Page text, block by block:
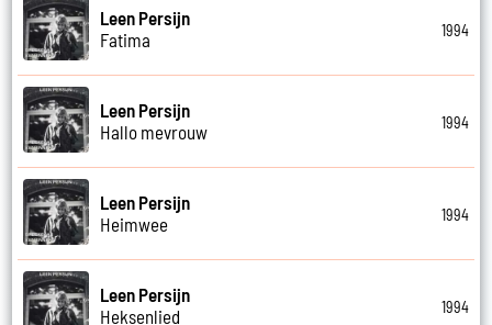
Leen Persijn
Fatima
1994
Leen Persijn
Hallo mevrouw
1994
Leen Persijn
Heimwee
1994
Leen Persijn
Heksenlied
1994